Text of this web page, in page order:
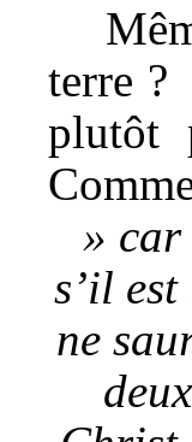
terre ?
plutôt
» car
s’il
ne